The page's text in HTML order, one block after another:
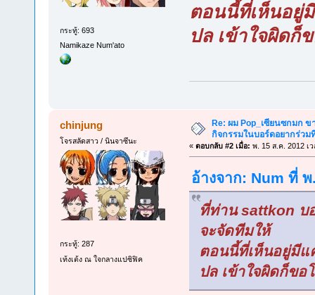
กระทู้: 693
Namikaze Num'ato
ตอนนี้ที่เห็นอยู่
ปล เข้าใจผิดก็
chinjung
โจรสลัดสาว / นินจาซึนะ
กระทู้: 287
เท้งเต้ง ณ ใจกลางแปซิฟิค
Re: ผม Pop_เซียนซกมก
กิจกรรมในบอร์ดอยากร่วม
« ตอบกลับ #2 เมื่อ: พ. 15 ส.ค. 2012 เ
อ้างจาก: Num ที่
ที่ท่าน sattkon บ
จะจัดทีมให้
ตอนนี้ที่เห็นอยู่มีแ
ปล เข้าใจผิดก็ขอ